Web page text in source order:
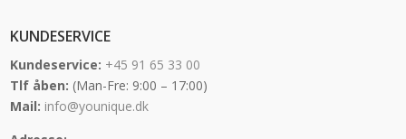
KUNDESERVICE
Kundeservice: +45 91 65 33 00
Tlf åben: (Man-Fre: 9:00 – 17:00)
Mail: info@younique.dk